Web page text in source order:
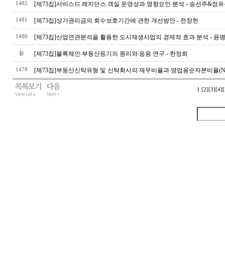
1482 [제73집]서비스드 레지던스 객실 운영성과 영향요인 분석 - 송선주&정
1481 [제73집]상가권리금의 회수보호기간에 관한 개선방안 - 전장헌
1480 [제73집]산업연관분석을 활용한 도시재생사업의 경제적 효과 분석 - 윤
[제73집]블록체인 부동산등기의 원리와 응용 연구 - 한정희
1478 [제73집]부동산신탁유형 및 신탁회사의 재무비율과 영업용순자본비율
1 [2] [3] [4]